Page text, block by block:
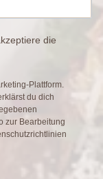
die
Plattform.
du dich
zur Bearbeitung